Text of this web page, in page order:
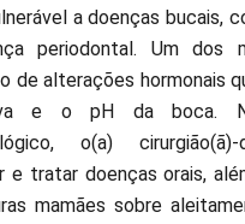
a doenças bucais,
periodontal. Um dos
de alterações hormonais
e o pH da boca.
o(a)
e tratar doenças orais,
mamães sobre